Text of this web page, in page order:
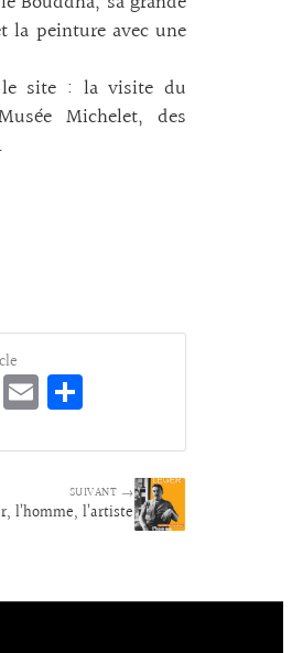
la peinture avec une
le site : la visite du
Michelet, des
M
as
d
o
E
m
ai
l
ag
er
SUIVANT →
l’homme, l’artiste